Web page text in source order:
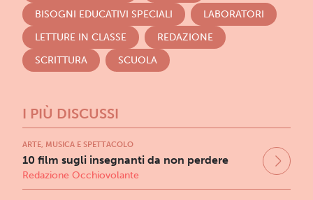
BISOGNI EDUCATIVI SPECIALI
LABORATORI
LETTURE IN CLASSE
REDAZIONE
SCRITTURA
SCUOLA
I PIÙ DISCUSSI
ARTE, MUSICA E SPETTACOLO
10 film sugli insegnanti da non perdere
Redazione Occhiovolante